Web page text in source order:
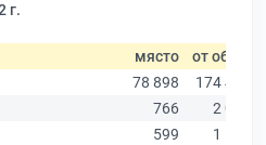
г.
място от общо
78 898
174 403
766
2 005
599
1 555